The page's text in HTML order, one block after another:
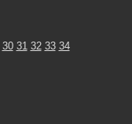
30 31 32 33 34